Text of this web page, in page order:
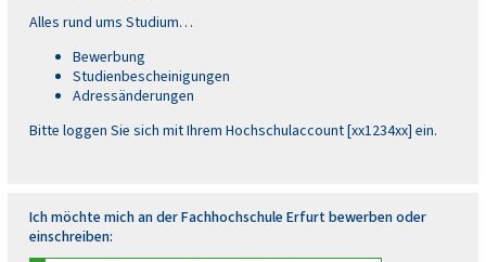
Alles rund ums Studium…
Bewerbung
Studienbescheinigungen
Adressänderungen
Bitte loggen Sie sich mit Ihrem Hochschulaccount [xx1234xx] ein.
Ich möchte mich an der Fachhochschule Erfurt bewerben oder
einschreiben: